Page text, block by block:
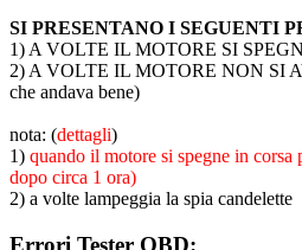
SI PRESENTANO I SEGUENTI
1) A VOLTE IL MOTORE SI
2) A VOLTE IL MOTORE NON SI
che andava bene)
nota: (dettagli)
1) quando il motore si spegne in
dopo circa 1 ora)
2) a volte lampeggia la spia candelette
Errori Tester OBD: